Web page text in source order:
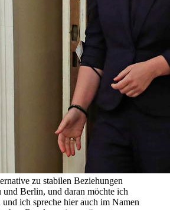
zu stabilen Beziehungen
Berlin, und daran möchte ich
ich spreche hier auch im Namen